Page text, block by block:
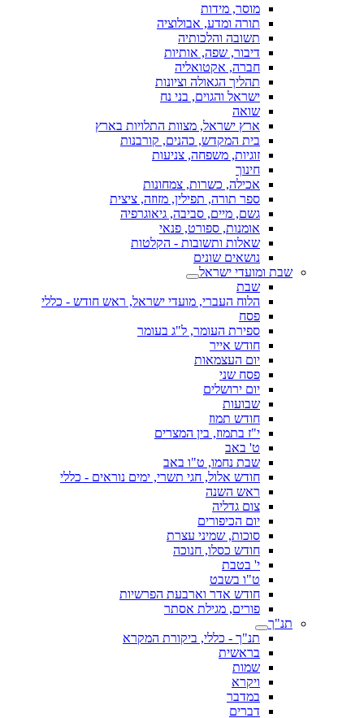
מוסר, מידות
תורה ומדע, אבולוציה
תשובה והלכותיה
דיבור, שפה, אותיות
חברה, אקטואליה
תהליך הגאולה וציונות
ישראל והגוים, בני נח
שואה
ארץ ישראל, מצוות התלויות בארץ
בית המקדש, כהנים, קורבנות
זוגיות, משפחה, צניעות
חינוך
אכילה, כשרות, צמחונות
ספר תורה, תפילין, מזוזה, ציצית
גשם, מיים, סביבה, גיאוגרפיה
אומנות, ספורט, פנאי
שאלות ותשובות - הקלטות
נושאים שונים
שבת ומועדי ישראל
שבת
הלוח העברי, מועדי ישראל, ראש חודש - כללי
פסח
ספירת העומר, ל"ג בעומר
חודש אייר
יום העצמאות
פסח שני
יום ירושלים
שבועות
חודש תמוז
י"ז בתמוז, בין המצרים
ט' באב
שבת נחמו, ט"ו באב
חודש אלול, חגי תשרי, ימים נוראים - כללי
ראש השנה
צום גדליה
יום הכיפורים
סוכות, שמיני עצרת
חודש כסלו, חנוכה
י' בטבת
ט"ו בשבט
חודש אדר וארבעת הפרשיות
פורים, מגילת אסתר
תנ"ך
תנ"ך - כללי, ביקורת המקרא
בראשית
שמות
ויקרא
במדבר
דברים